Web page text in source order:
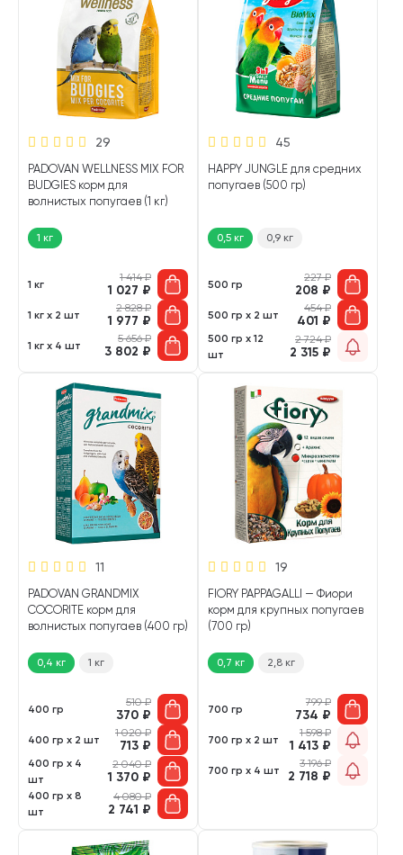
29
PADOVAN WELLNESS MIX FOR
BUDGIES корм для
волнистых попугаев (1 кг)
1 кг
1 кг
1 414₽
1 027 ₽
1 кг х 2 шт
2 828₽
1 977 ₽
1 кг х 4 шт
5 656₽
3 802 ₽
45
HAPPY JUNGLE для средних
попугаев (500 гр)
0,5 кг 0,9 кг
500 гр
227₽
208 ₽
500 гр х 2 шт
454₽
401 ₽
500 гр х 12
шт
2 724₽
2 315 ₽
11
PADOVAN GRANDMIX
COCORITE корм для
волнистых попугаев (400 гр)
0,4 кг 1 кг
400 гр
510₽
370 ₽
400 гр х 2 шт
1 020₽
713 ₽
400 гр х 4
шт
2 040₽
1 370 ₽
400 гр х 8
шт
4 080₽
2 741 ₽
19
FIORY PAPPAGALLI — Фиори
корм для крупных попугаев
(700 гр)
0,7 кг 2,8 кг
700 гр
799₽
734 ₽
700 гр х 2 шт
1 598₽
1 413 ₽
700 гр х 4 шт
3 196₽
2 718 ₽